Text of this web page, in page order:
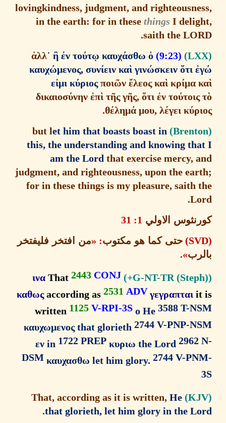
lovingkindness, judgment, and
in the earth: for in these thingsI
saith the
(9:23)
ἀλλ᾿ ἢ ἐν τούτῳκαυχά σθωὁ
καυχώ μενος, συνίειν καὶγινώσκεινὅ
εἰμι κύριος ποιῶνἔλεος καὶκρί
δικαιοσύνηνἐπὶτῆς γ ῆς,ὅτιἐν τού
θ έλημ άμου, λέγει κ
but l
et him that boasts boast in
this, the understanding and knowing
am the Lordthat exercise mercy,
judgment, and righteousness, upon the
for in these things is my pleasure, saith
الاولي 1: 31
حتى كما هو مكتوب: «من افتخر فليفتخر
».
ιναThat2443 CONJ
καθωςaccording as2531ADVγεγραπται
written1125V-RPI-3S ο He3588 T-
καυχωμενος that glorieth2744 V-PNP-
εν in1722 PREPκυριω the Lord
DSMκαυχασθω let him glory.2744 V-
That, according as it is written,
He
that glorieth, let him glory in the
.